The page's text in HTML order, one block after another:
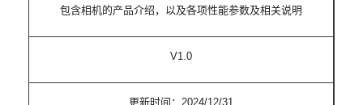
包含相机的产品介绍，以及各项性能参数及相关说明
V1.0
更新时间：2024/12/31